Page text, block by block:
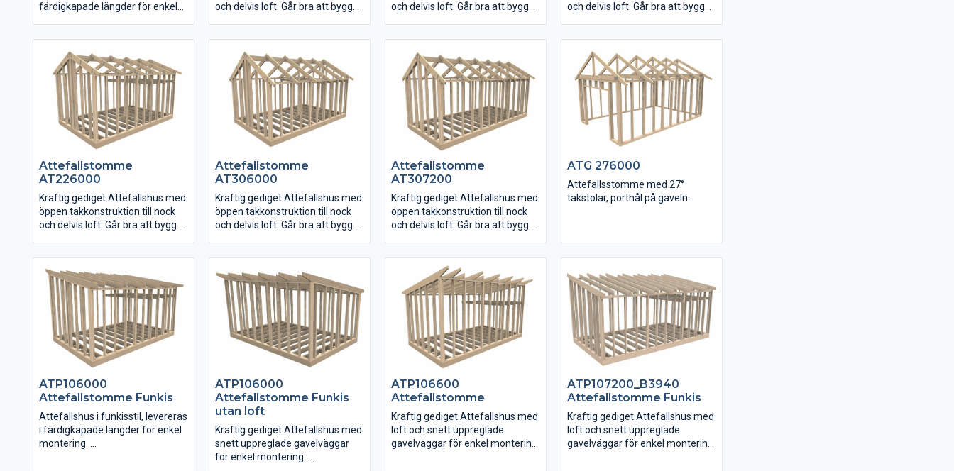
färdigkapade längder för enkel
kommer i färdiga väggsektioner.
och delvis loft. Går bra att bygga
uppreglade i nock med upplag
för limträbalk för enkel
montering av stommarna.
och delvis loft. Går bra att bygga
för limträbalk för enkel
montering av stommarna.
och delvis loft. Går bra att bygga
för limträbalk för enkel
montering av stommarna.
Attefallstomme
AT226000
Kraftig gediget Attefallshus med
öppen takkonstruktion till nock
och delvis loft. Går bra att bygga
för limträbalk för enkel
montering av stommarna.
Attefallstomme
AT306000
Kraftig gediget Attefallshus med
öppen takkonstruktion till nock
och delvis loft. Går bra att bygga
för limträbalk för enkel
montering av stommarna.
Attefallstomme
AT307200
Kraftig gediget Attefallshus med
öppen takkonstruktion till nock
och delvis loft. Går bra att bygga
uppreglade i nock med upplag
för limträbalk för enkel
montering av stommarna.
ATG 276000
Attefallsstomme med 27°
takstolar, porthål på gaveln.
ATP106000
Attefallstomme Funkis
Attefallshus i funkisstil, levereras
i färdigkapade längder för enkel
montering.
ATP106000
Attefallstomme Funkis
utan loft
Kraftig gediget Attefallshus med
snett uppreglade gavelväggar
för enkel montering.
ATP106600
Attefallstomme
Kraftig gediget Attefallshus med
loft och snett uppreglade
gavelväggar för enkel montering
ATP107200_B3940
Attefallstomme Funkis
Kraftig gediget Attefallshus med
loft och snett uppreglade
gavelväggar för enkel montering